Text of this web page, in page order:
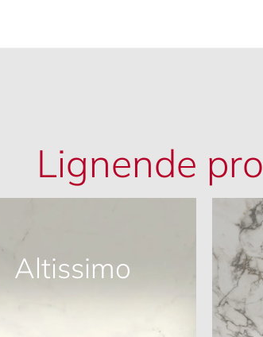
Lignende
Altissimo